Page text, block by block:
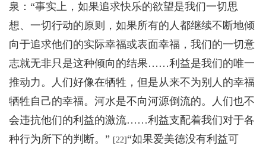
泉：“事实上，如果追求快乐的欲望是我们一切思
想、一切行动的原则，如果所有的人都继续不断地倾
向于追求他们的实际幸福或表面幸福，我们的一切意
志就无非只是这种倾向的结果……利益是我们的唯一
推动力。人们好像在牺牲，但是从来不为别人的幸福
牺牲自己的幸福。河水是不向河源倒流的。人们也不
会违抗他们的利益的激流……利益支配着我们对于各
种行为所下的判断。” [22] “如果爱美德没有利益可